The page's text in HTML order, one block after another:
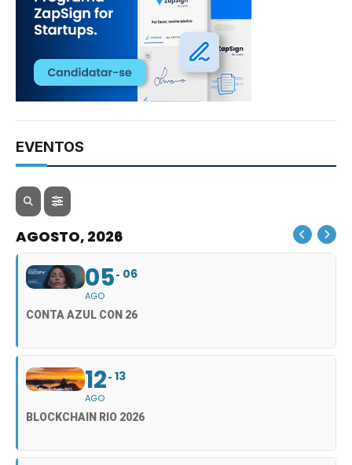
EVENTOS
AGOSTO, 2026
05
AGO
06
CONTA AZUL CON 26
12
AGO
13
BLOCKCHAIN RIO 2026